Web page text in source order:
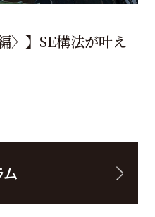
〉】SE構法が叶え
ム